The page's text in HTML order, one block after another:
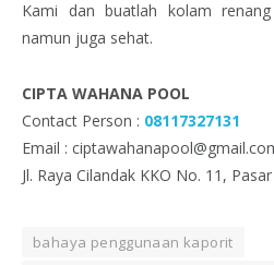
Kami dan buatlah kolam
namun juga sehat.
CIPTA WAHANA POOL
Contact Person : 08117327131
Email :
Jl. Raya Cilandak KKO No. 11,
bahaya penggunaan kaporit